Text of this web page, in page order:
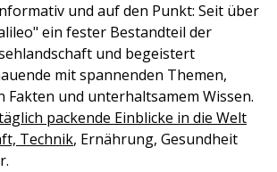
und auf den Punkt: Seit über
ein fester Bestandteil der
und begeistert
mit spannenden Themen,
Fakten und unterhaltsamem Wissen.
packende Einblicke in die Welt
Technik, Ernährung, Gesundheit